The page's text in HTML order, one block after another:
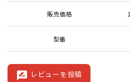
販売価格
型番
rate_review レビューを投稿